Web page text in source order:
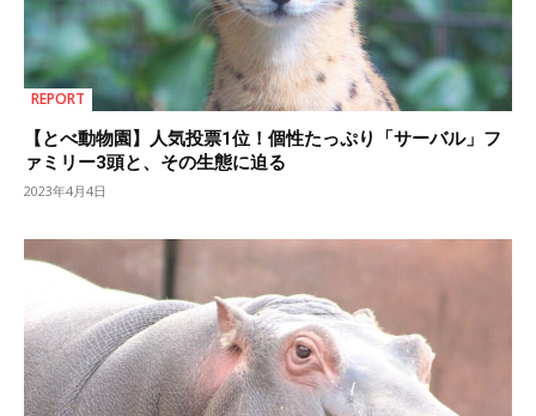
REPORT
【とべ動物園】人気投票1位！個性たっぷり「サーバル」フ
ァミリー3頭と、その生態に迫る
2023年4月4日